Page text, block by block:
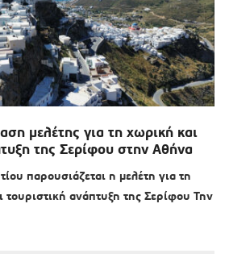
μελέτης για τη χωρική και
της Σερίφου στην Αθήνα
παρουσιάζεται η μελέτη για τη
τουριστική ανάπτυξη της Σερίφου Την